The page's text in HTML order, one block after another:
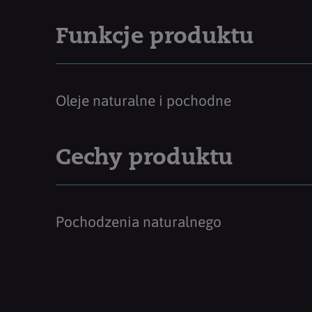
Funkcje produktu
Oleje naturalne i pochodne
Cechy produktu
Pochodzenia naturalnego